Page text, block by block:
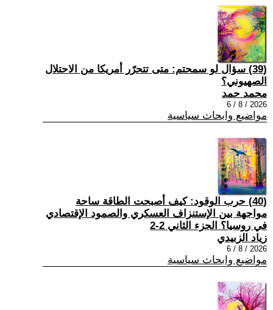
(39) سؤال لو سمحتم: متى تتحرّر أمريكا من الاحتلال
الصهيوني؟
محمد حمد
2026 / 8 / 6
مواضيع وابحاث سياسية
(40) حرب الوقود: كيف أصبحت الطاقة ساحة
مواجهة بين الإستنزاف العسكري والصمود الإقتصادي
في روسيا؟ الجزء الثاني 2-2
زياد الزبيدي
2026 / 8 / 6
مواضيع وابحاث سياسية